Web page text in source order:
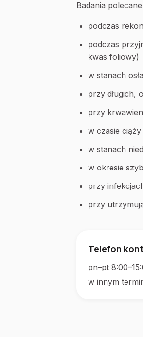
Badania
podczas
podczas
kwas foliowy)
w stanach
przy długich,
przy
w czasie ciąży
w stanach
w okresie
przy
przy
Telefon
pn–pt
w innym